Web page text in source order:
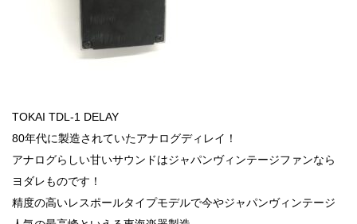
TOKAI TDL-1 DELAY
80年代に製造されていたアナログディレイ！
アナログらしい甘いサウンドはジャパンヴィンテージファンなら
ヨダレものです！
精度の高いレスポールタイプモデルで今やジャパンヴィンテージ